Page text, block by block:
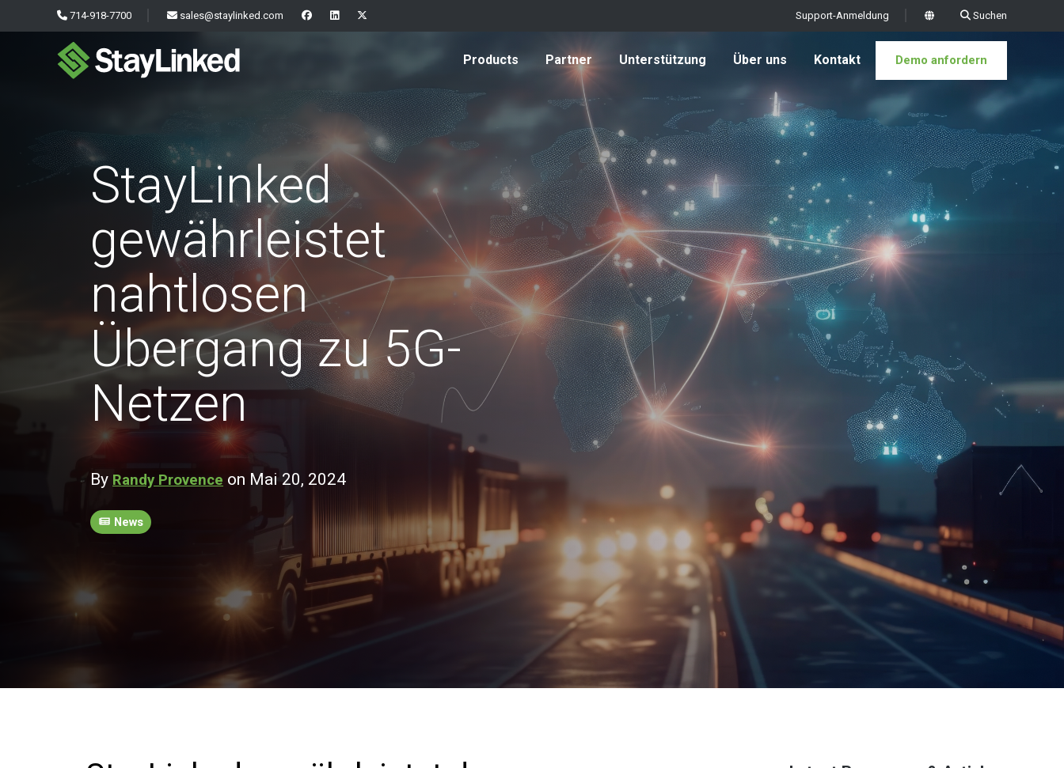
714-918-7700 sales@staylinked.com Support-Anmeldung Suchen
Products Partner Unterstützung Über uns Kontakt Demo anfordern
x
StayLinked
gewährleistet
nahtlosen
Übergang zu 5G-
Netzen
By Randy Provence on Mai 20, 2024
News